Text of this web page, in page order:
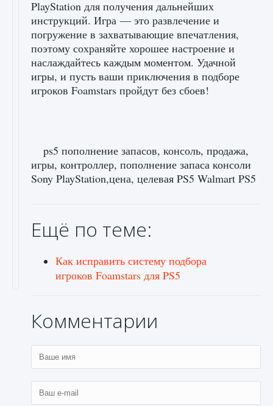
PlayStation для получения дальнейших
инструкций. Игра — это развлечение и
погружение в захватывающие впечатления,
поэтому сохраняйте хорошее настроение и
наслаждайтесь каждым моментом. Удачной
игры, и пусть ваши приключения в подборе
игроков Foamstars пройдут без сбоев!
ps5 пополнение запасов, консоль, продажа,
игры, контроллер, пополнение запаса консоли
Sony PlayStation,цена, целевая PS5 Walmart PS5
Ещё по теме:
Как исправить систему подбора
игроков Foamstars для PS5
Комментарии